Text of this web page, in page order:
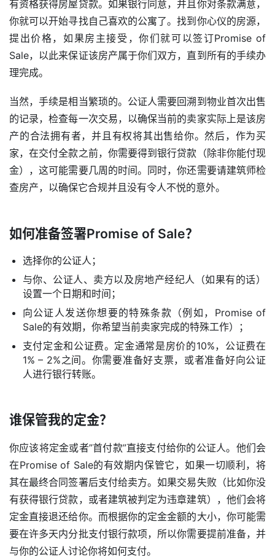
有资格获得房屋贷款。如果银行同意，并且你对条款满意，
你就可以开始寻找自己喜欢的公寓了。找到你心仪的房源，
提出价格，如果房主接受，你们就可以签订Promise of
Sale，以此来保证该房产属于你们双方，直到所有的手续办
理完成。
当然，手续是相当繁琐的。公证人需要回溯到物业首次出售
的记录，检查每一次交易，以确保当前的卖家实际上是该房
产的合法拥有者，并且有权将其出售给你。然后，作为买
家，在交付全款之前，你需要得到银行贷款（除非你能付现
金），这可能需要几周的时间。同时，你还需要请建筑师检
查房产，以确保它合规并且没有令人不悦的意外。
如何准备签署Promise of Sale？
选择你的公证人；
与你、公证人、卖方以及房地产经纪人（如果有的话）
设置一个日期和时间；
向公证人发送你想要的特殊条款（例如，Promise of
Sale的有效期，你希望当前卖家完成的特殊工作）；
支付定金和公证费。定金通常是房价的10%，公证费在
1% – 2%之间。你需要准备好支票，或者准备好向公证
人进行银行转账。
谁保管我的定金？
你应该将定金或者”首付款”直接支付给你的公证人。他们会
在Promise of Sale的有效期内保管它，如果一切顺利，将
其在最终合同签署后支付给卖方。如果交易失败（比如你没
有获得银行贷款，或者建筑被判定为违章建筑），他们会将
定金直接退还给你。而根据你的定金金额的大小，你可能需
要在许多天内分批支付银行款项，所以你需要提前准备，并
与你的公证人讨论你将如何支付。